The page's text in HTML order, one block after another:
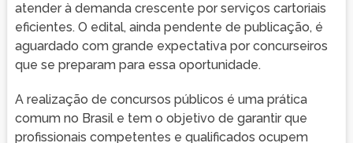
atender à demanda crescente por serviços cartoriais
eficientes. O edital, ainda pendente de publicação, é
aguardado com grande expectativa por concurseiros
que se preparam para essa oportunidade.
A realização de concursos públicos é uma prática
comum no Brasil e tem o objetivo de garantir que
profissionais competentes e qualificados ocupem